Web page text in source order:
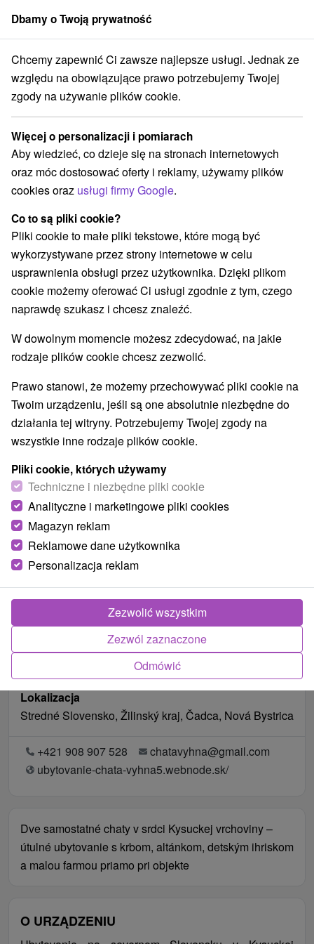
członek grupySorger
Žilinský kraj Nová Bystrica Chata Včelín a Vyhňa Nová Bystrica
Chata Včelín a Vyhňa Nová
Bystrica
Nová Bystrica
REZERWACJA I WYBÓR OFERTY
Skontaktuj się bezpośrednio z właścicielem.
Przejdź do lokalizacji
O URZĄDZENIA SPRZĘT
Lokalizacja
Stredné Slovensko, Žilinský kraj, Čadca, Nová Bystrica
+421 908 907 528
chatavyhna@gmail.com
ubytovanie-chata-vyhna5.webnode.sk/
Dve samostatné chaty v srdci Kysuckej vrchoviny –
útulné ubytovanie s krbom, altánkom, detským ihriskom
a malou farmou priamo pri objekte
O URZĄDZENIU
Dbamy o Twoją prywatność
Chcemy zapewnić Ci zawsze najlepsze usługi. Jednak ze
względu na obowiązujące prawo potrzebujemy Twojej
zgody na używanie plików cookie.
Więcej o personalizacji i pomiarach
Aby wiedzieć, co dzieje się na stronach internetowych
oraz móc dostosować oferty i reklamy, używamy plików
cookies oraz usługi firmy Google.
Co to są pliki cookie?
Pliki cookie to małe pliki tekstowe, które mogą być
wykorzystywane przez strony internetowe w celu
usprawnienia obsługi przez użytkownika. Dzięki plikom
cookie możemy oferować Ci usługi zgodnie z tym, czego
naprawdę szukasz i chcesz znaleźć.
W dowolnym momencie możesz zdecydować, na jakie
rodzaje plików cookie chcesz zezwolić.
Prawo stanowi, że możemy przechowywać pliki cookie na
Twoim urządzeniu, jeśli są one absolutnie niezbędne do
działania tej witryny. Potrzebujemy Twojej zgody na
wszystkie inne rodzaje plików cookie.
Pliki cookie, których używamy
Techniczne i niezbędne pliki cookie
Analityczne i marketingowe pliki cookies
Magazyn reklam
Reklamowe dane użytkownika
Personalizacja reklam
Odmówić
Zezwól zaznaczone
Zezwolić wszystkim